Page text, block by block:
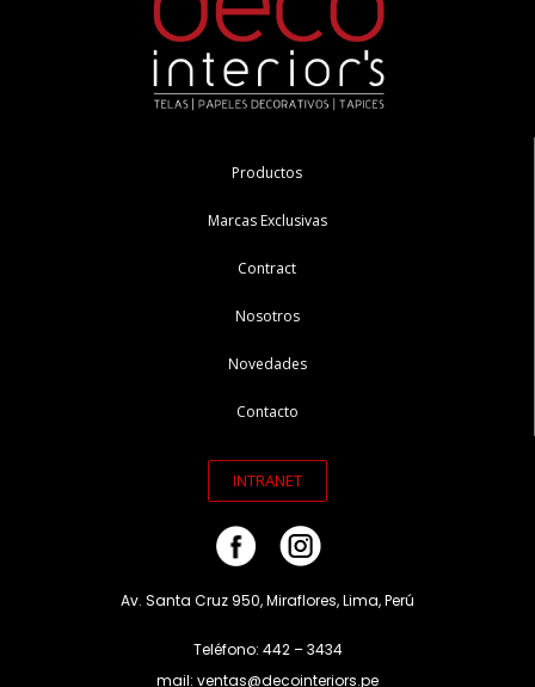
Productos
Marcas Exclusivas
Contract
Nosotros
Novedades
Contacto
INTRANET
Av. Santa Cruz 950, Miraflores, Lima, Perú
Teléfono: 442 – 3434
mail: ventas@decointeriors.pe